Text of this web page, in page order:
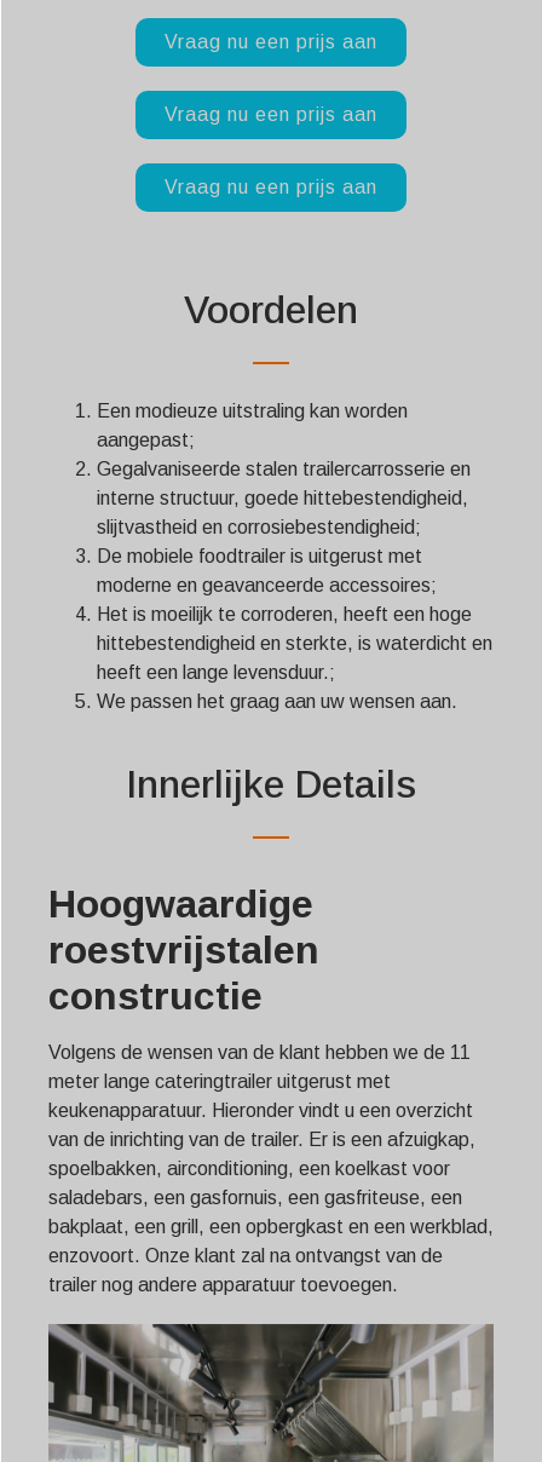
Vraag nu een prijs aan
Vraag nu een prijs aan
Vraag nu een prijs aan
Voordelen
Een modieuze uitstraling kan worden
aangepast;
Gegalvaniseerde stalen trailercarrosserie en
interne structuur, goede hittebestendigheid,
slijtvastheid en corrosiebestendigheid;
De mobiele foodtrailer is uitgerust met
moderne en geavanceerde accessoires;
Het is moeilijk te corroderen, heeft een hoge
hittebestendigheid en sterkte, is waterdicht en
heeft een lange levensduur.;
We passen het graag aan uw wensen aan.
Innerlijke Details
Hoogwaardige
roestvrijstalen
constructie
Volgens de wensen van de klant hebben we de 11
meter lange cateringtrailer uitgerust met
keukenapparatuur. Hieronder vindt u een overzicht
van de inrichting van de trailer. Er is een afzuigkap,
spoelbakken, airconditioning, een koelkast voor
saladebars, een gasfornuis, een gasfriteuse, een
bakplaat, een grill, een opbergkast en een werkblad,
enzovoort. Onze klant zal na ontvangst van de
trailer nog andere apparatuur toevoegen.